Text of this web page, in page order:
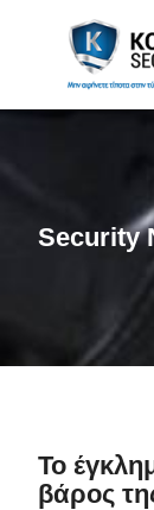
Security
Το
βάρος